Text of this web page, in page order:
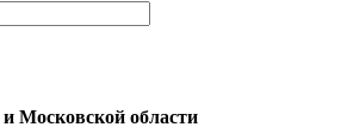
Московской области